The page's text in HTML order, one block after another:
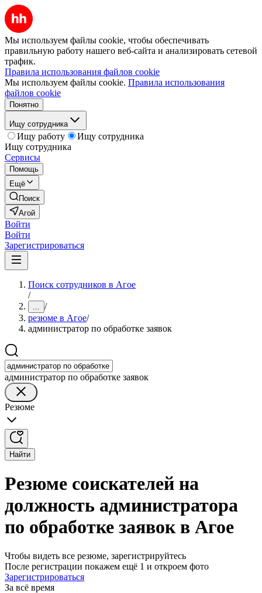
Мы используем файлы cookie, чтобы обеспечивать
правильную работу нашего веб-сайта и анализировать сетевой
трафик.
Правила использования файлов cookie
Мы используем файлы cookie. Правила использования
файлов cookie
Понятно
Ищу сотрудника
Ищу работу
Ищу сотрудника
Ищу сотрудника
Сервисы
Помощь
Ещё
Поиск
Агой
Войти
Войти
Зарегистрироваться
Поиск сотрудников в Агое
/
... /
резюме в Агое/
администратор по обработке заявок
администратор по обработке заявок
Резюме
Найти
Резюме соискателей на
должность администратора
по обработке заявок в Агое
Чтобы видеть все резюме, зарегистрируйтесь
После регистрации покажем ещё 1 и откроем фото
Зарегистрироваться
За всё время